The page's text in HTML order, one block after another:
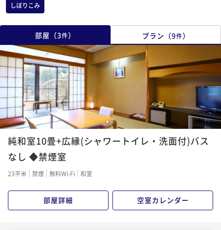
しぼりこみ
部屋 （3件） プラン （9件）
123
純和室10畳+広縁(シャワートイレ・洗面付)バス
なし ◆禁煙室
23平米 禁煙 無料Wi-Fi 和室
部屋詳細 空室カレンダー